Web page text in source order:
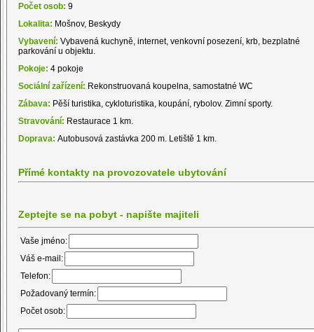
Počet osob: 9
Lokalita: Mošnov, Beskydy
Vybavení: Vybavená kuchyně, internet, venkovní posezení, krb, bezplatné
parkování u objektu.
Pokoje: 4 pokoje
Sociální zařízení: Rekonstruovaná koupelna, samostatné WC
Zábava: Pěší turistika, cykloturistika, koupání, rybolov. Zimní sporty.
Stravování: Restaurace 1 km.
Doprava: Autobusová zastávka 200 m. Letiště 1 km.
Přímé kontakty na provozovatele ubytování
Zeptejte se na pobyt - napište majiteli
Vaše jméno:
Váš e-mail:
Telefon:
Požadovaný termín:
Počet osob: